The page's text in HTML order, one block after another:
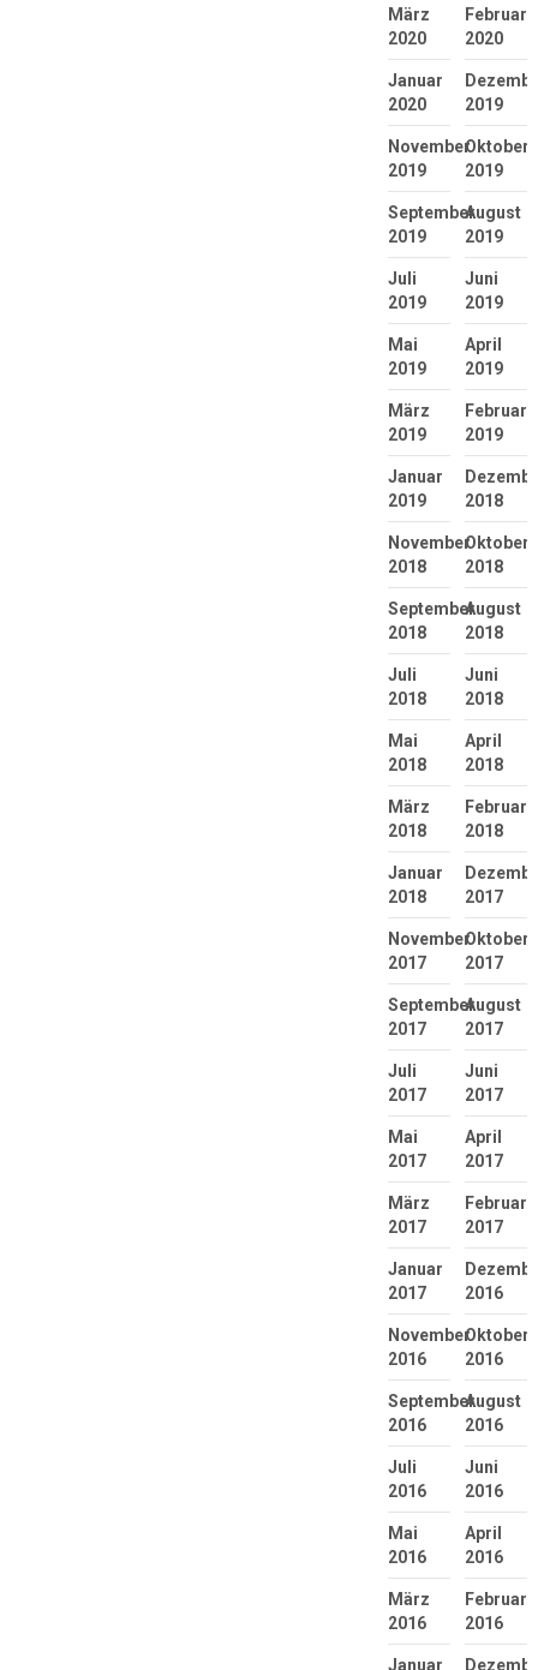
März
2020
Februar
2020
Januar
2020
2019
November
2019
Oktober
2019
September
2019
August
2019
Juli
2019
Juni
2019
Mai
2019
April
2019
März
2019
Februar
2019
Januar
2019
2018
November
2018
Oktober
2018
September
2018
August
2018
Juli
2018
Juni
2018
Mai
2018
April
2018
März
2018
Februar
2018
Januar
2018
2017
November
2017
Oktober
2017
September
2017
August
2017
Juli
2017
Juni
2017
Mai
2017
April
2017
März
2017
Februar
2017
Januar
2017
2016
November
2016
Oktober
2016
September
2016
August
2016
Juli
2016
Juni
2016
Mai
2016
April
2016
März
2016
Februar
2016
Januar